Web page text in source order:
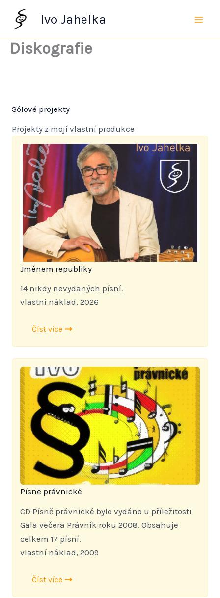
Přeskočit
Ivo Jahelka
Diskografie
Sólové projekty
Projekty z mojí vlastní produkce
Jménem republiky
14 nikdy nevydaných písní.
vlastní náklad, 2026
Číst více
Písně právnické
CD Písně právnické bylo vydáno u příležitosti
Gala večera Právník roku 2008. Obsahuje
celkem 17 písní.
vlastní náklad, 2009
Číst více